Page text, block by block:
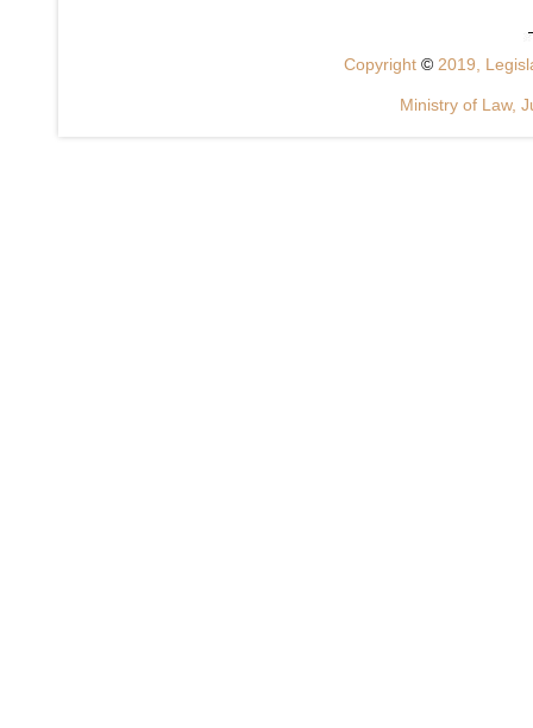
Copyright © 2019,
Ministry of Law,